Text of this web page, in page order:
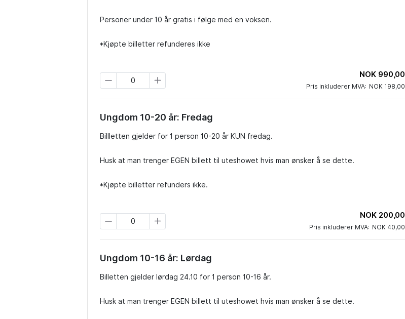
Personer under 10 år gratis i følge med en voksen.
*Kjøpte billetter refunderes ikke
NOK 990,00
Pris inkluderer MVA: NOK 198,00
Ungdom 10-20 år: Fredag
Billletten gjelder for 1 person 10-20 år KUN fredag.
Husk at man trenger EGEN billett til uteshowet hvis man ønsker å se dette.
*Kjøpte billetter refunders ikke.
NOK 200,00
Pris inkluderer MVA: NOK 40,00
Ungdom 10-16 år: Lørdag
Billetten gjelder lørdag 24.10 for 1 person 10-16 år.
Husk at man trenger EGEN billett til uteshowet hvis man ønsker å se dette.